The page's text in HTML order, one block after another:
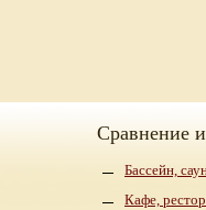
Сравнение
Бассейн,
Кафе,